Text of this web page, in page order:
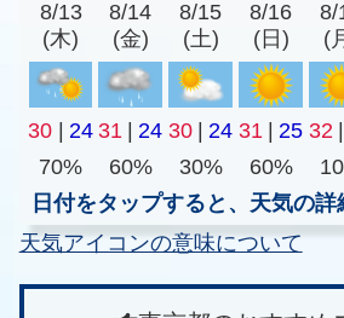
8/13
(木)
8/14
(金)
8/15
(土)
8/16
(日)
8/
(
30 | 24 31 | 24 30 | 24 31 | 25 32 |
70%
60% 30% 60%
日付をタップすると、天気の
天気アイコンの意味について